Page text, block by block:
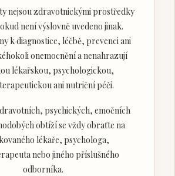
nejsou zdravotnickými prostředky
není výslovně uvedeno jinak.
k diagnostice, léčbě, prevenci ani
onemocnění a nenahrazují
lékařskou, psychologickou,
ani nutriční péči.
psychických, emočních
obtíží se vždy obraťte na
lékaře, psychologa,
nebo jiného příslušného
odborníka.